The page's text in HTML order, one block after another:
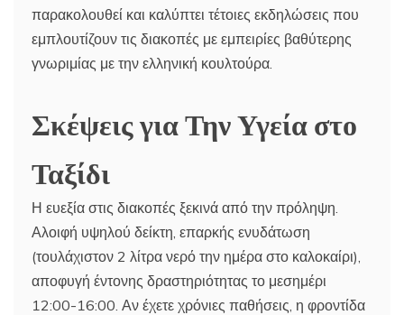
παρακολουθεί και καλύπτει τέτοιες εκδηλώσεις που
εμπλουτίζουν τις διακοπές με εμπειρίες βαθύτερης
γνωριμίας με την ελληνική κουλτούρα.
Σκέψεις για Την Υγεία στο
Ταξίδι
Η ευεξία στις διακοπές ξεκινά από την πρόληψη.
Αλοιφή υψηλού δείκτη, επαρκής ενυδάτωση
(τουλάχιστον 2 λίτρα νερό την ημέρα στο καλοκαίρι),
αποφυγή έντονης δραστηριότητας το μεσημέρι
12:00-16:00. Αν έχετε χρόνιες παθήσεις, η φροντίδα